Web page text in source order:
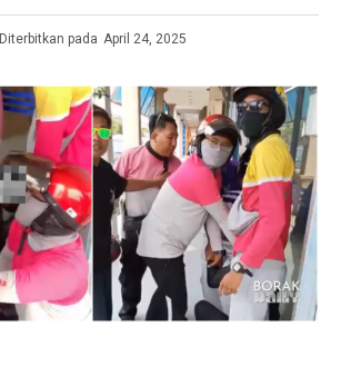
Diterbitkan pada April 24, 2025